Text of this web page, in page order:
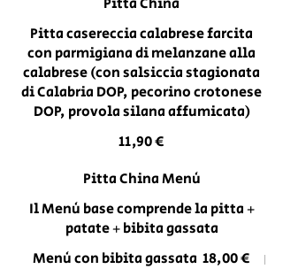
Pitta casereccia calabrese farcita
con parmigiana di melanzane alla
calabrese (con salsiccia stagionata
di Calabria DOP, pecorino crotonese
DOP, provola silana affumicata)
11,90 €
Pitta China Menù
Il Menù base comprende la pitta +
patate + bibita gassata
Menù con bibita gassata 18,00 €